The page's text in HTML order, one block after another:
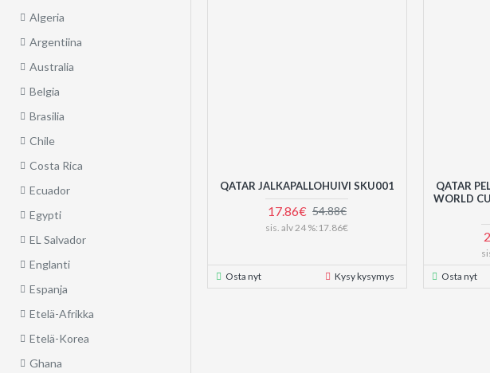
Algeria
Argentiina
Australia
Belgia
Brasilia
Chile
Costa Rica
Ecuador
Egypti
EL Salvador
Englanti
Espanja
Etelä-Afrikka
Etelä-Korea
Ghana
QATAR JALKAPALLOHUIVI SKU001
17.86€ 54.88€
sis. alv 24 %:17.86€
Osta nyt Kysy kysymys
QATAR
WORLD
Osta nyt